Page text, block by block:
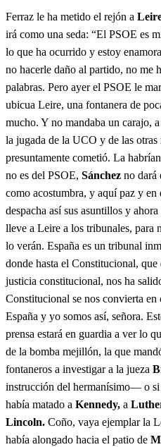
Ferraz le ha metido el rejón a
irá como una seda: “El PSOE es
lo que ha ocurrido y estoy
no hacerle daño al partido, no me
palabras. Pero ayer el PSOE le
ubicua Leire, una fontanera de
mucho. Y no mandaba un carajo,
la jugada de la UCO y de las otras
presuntamente cometió. La
no es del PSOE, Sánchez no dará
como acostumbra, y aquí paz y
despacha así sus asuntillos y
lleve a Leire a los tribunales, para
lo verán. España es un tribunal
donde hasta el Constitucional,
justicia constitucional, nos ha
Constitucional se nos convierta
España y yo somos así, señora.
prensa estará en guardia a ver lo
de la bomba mejillón, la que
fontaneros a investigar a la jueza
instrucción del hermanísimo— o
había matado a Kennedy, a
Lincoln. Coño, vaya ejemplar la
había alongado hacia el patio de